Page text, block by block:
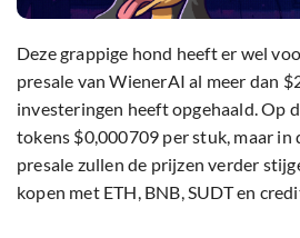
Deze grappige hond heeft er wel
presale van WienerAI al meer dan
investeringen heeft opgehaald. Op
tokens $0,000709 per stuk, maar in
presale zullen de prijzen verder
kopen met ETH, BNB, SUDT en